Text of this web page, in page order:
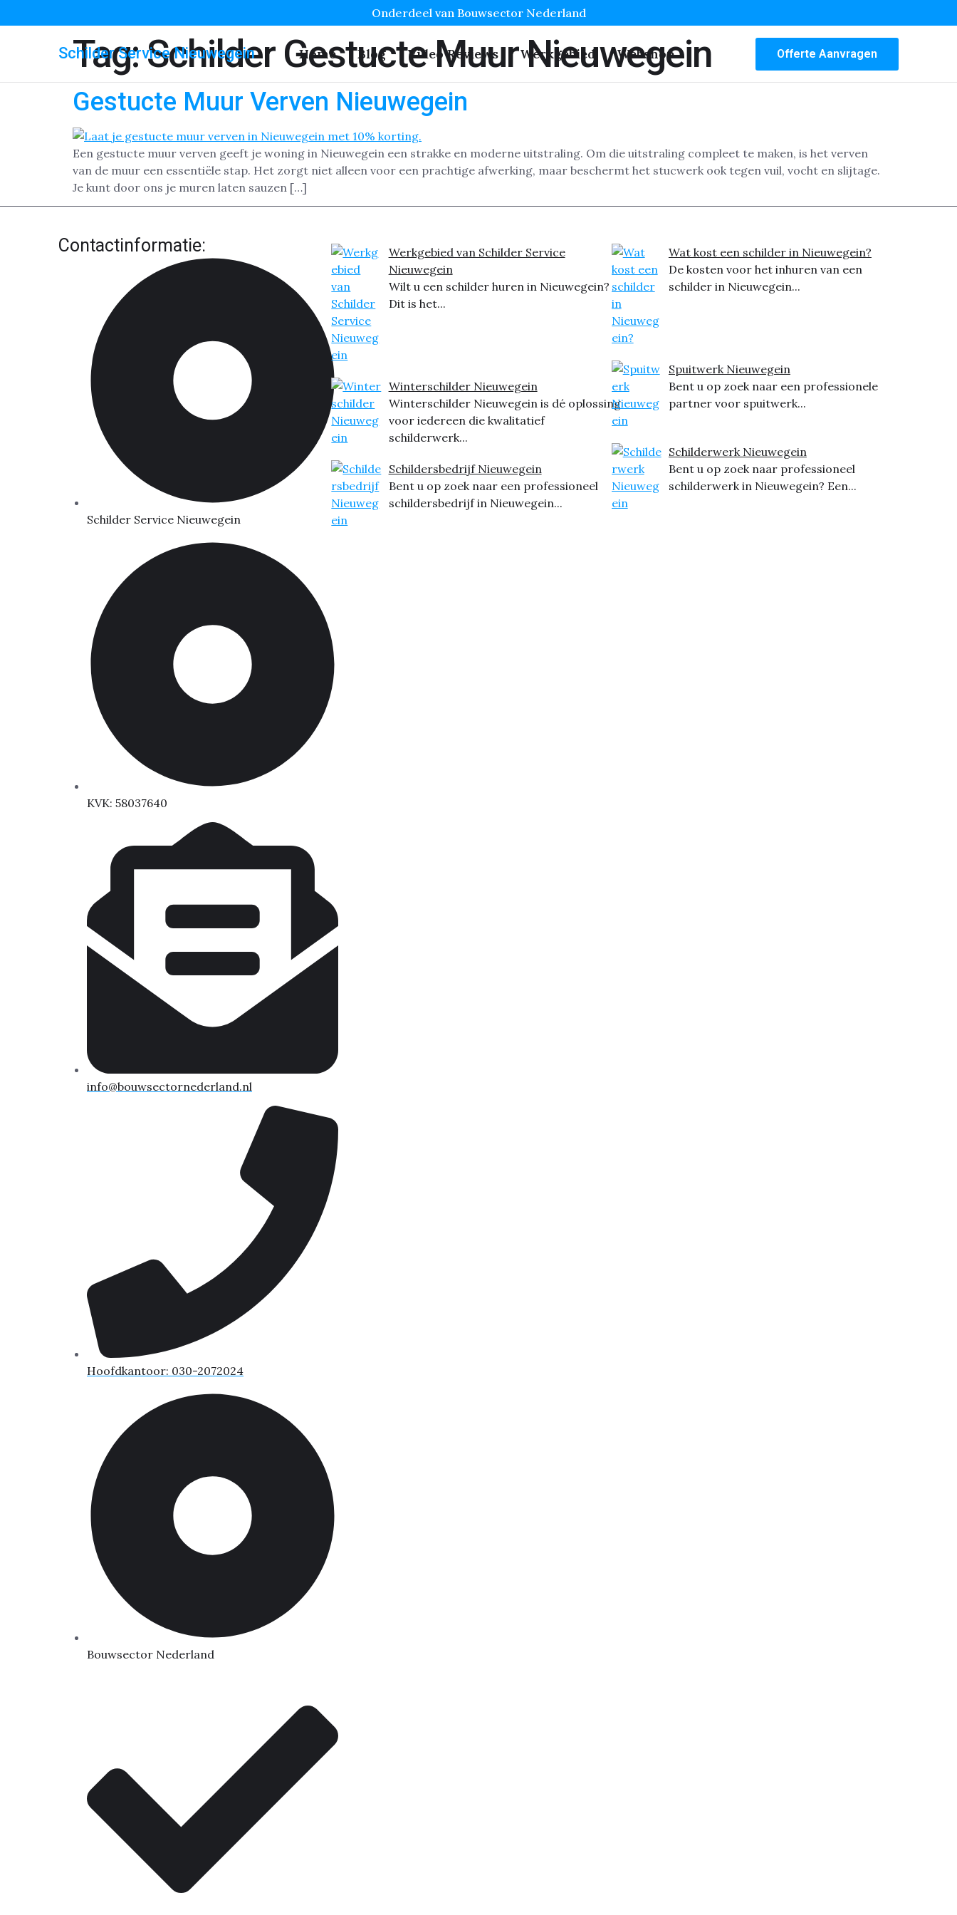
Onderdeel van Bouwsector Nederland
Schilder Service Nieuwegein Home Blog Video Reviews Werkgebied Webshop Offerte Aanvragen
Tag:Schilder Gestucte Muur Nieuwegein
Gestucte Muur Verven Nieuwegein
Een gestucte muur verven geeft je woning in Nieuwegein een strakke en moderne uitstraling. Om die uitstraling compleet te maken, is het verven
van de muur een essentiële stap. Het zorgt niet alleen voor een prachtige afwerking, maar beschermt het stucwerk ook tegen vuil, vocht en slijtage.
Je kunt door ons je muren laten sauzen […]
Contactinformatie:
Schilder Service Nieuwegein
KVK: 58037640
info@bouwsectornederland.nl
Hoofdkantoor: 030-2072024
Bouwsector Nederland
Werkgebied van Schilder Service
Nieuwegein
Wilt u een schilder huren in Nieuwegein?
Dit is het...
Winterschilder Nieuwegein
Winterschilder Nieuwegein is dé oplossing
voor iedereen die kwalitatief
schilderwerk...
Schildersbedrijf Nieuwegein
Bent u op zoek naar een professioneel
schildersbedrijf in Nieuwegein...
Wat kost een schilder in Nieuwegein?
De kosten voor het inhuren van een
schilder in Nieuwegein...
Spuitwerk Nieuwegein
Bent u op zoek naar een professionele
partner voor spuitwerk...
Schilderwerk Nieuwegein
Bent u op zoek naar professioneel
schilderwerk in Nieuwegein? Een...